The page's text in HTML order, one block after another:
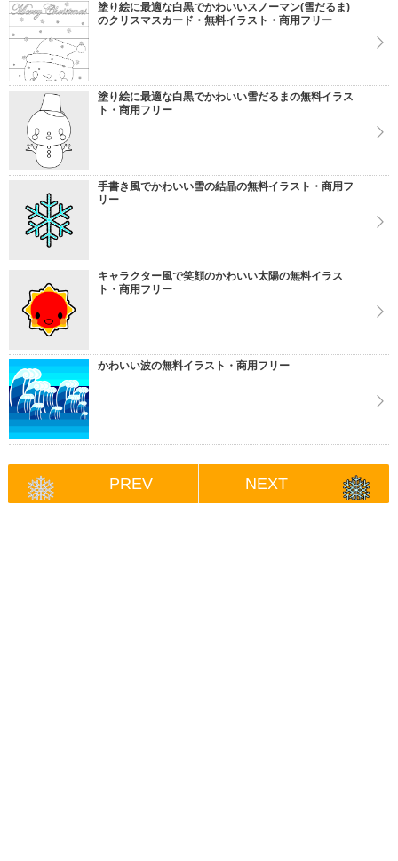
塗り絵に最適な白黒でかわいいスノーマン(雪だるま)
のクリスマスカード・無料イラスト・商用フリー
塗り絵に最適な白黒でかわいい雪だるまの無料イラス
ト・商用フリー
手書き風でかわいい雪の結晶の無料イラスト・商用フ
リー
キャラクター風で笑顔のかわいい太陽の無料イラス
ト・商用フリー
かわいい波の無料イラスト・商用フリー
PREV NEXT